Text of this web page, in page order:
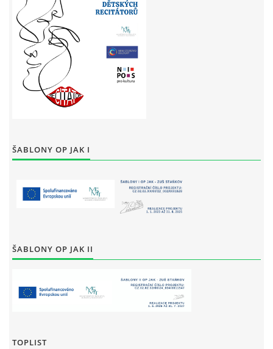
ŠABLONY OP JAK I
ŠABLONY OP JAK II
TOPLIST